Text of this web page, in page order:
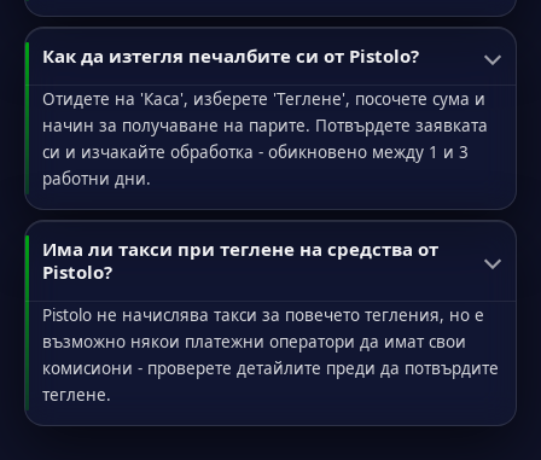
Как да изтегля печалбите си от Pistolo?
Отидете на 'Каса', изберете 'Теглене', посочете сума и
начин за получаване на парите. Потвърдете заявката
си и изчакайте обработка - обикновено между 1 и 3
работни дни.
Има ли такси при теглене на средства от
Pistolo?
Pistolo не начислява такси за повечето тегления, но е
възможно някои платежни оператори да имат свои
комисиони - проверете детайлите преди да потвърдите
теглене.